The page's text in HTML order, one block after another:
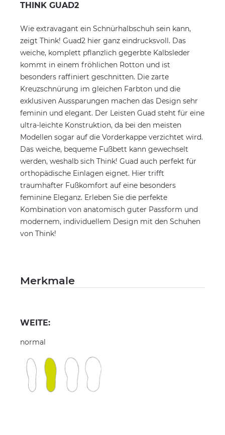
THINK GUAD2
Wie extravagant ein Schnürhalbschuh sein kann,
zeigt Think! Guad2 hier ganz eindrucksvoll. Das
weiche, komplett pflanzlich gegerbte Kalbsleder
kommt in einem fröhlichen Rotton und ist
besonders raffiniert geschnitten. Die zarte
Kreuzschnürung im gleichen Farbton und die
exklusiven Aussparungen machen das Design sehr
feminin und elegant. Der Leisten Guad steht für eine
ultra-leichte Konstruktion, da bei den meisten
Modellen sogar auf die Vorderkappe verzichtet wird.
Das weiche, bequeme Fußbett kann gewechselt
werden, weshalb sich Think! Guad auch perfekt für
orthopädische Einlagen eignet. Hier trifft
traumhafter Fußkomfort auf eine besonders
feminine Eleganz. Erleben Sie die perfekte
Kombination von anatomisch guter Passform und
modernem, individuellem Design mit den Schuhen
von Think!
Merkmale
WEITE:
normal